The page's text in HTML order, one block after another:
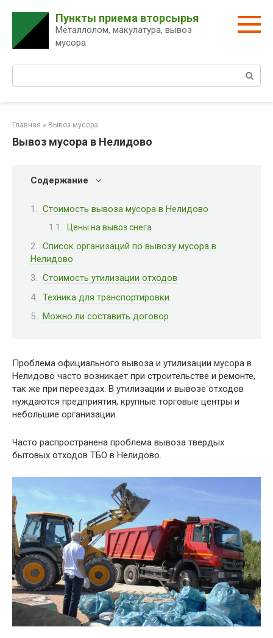
контенту
Пункты приема вторсырья
Металлолом, макулатура, вывоз
мусора
Главная » Вывоз мусора
Вывоз мусора в Нелидово
Содержание
Стоимость вывоза мусора в Нелидово
Цены на вывоз снега
Список организаций по вывозу мусора в
Нелидово
Стоимость утилизации отходов
Техника для транспортировки
Можно ли составить договор
Проблема официального вывоза и утилизации мусора в
Нелидово часто возникает при строительстве и ремонте,
так же при переездах. В утилизации и вывозе отходов
нуждаются предприятия, крупные торговые центры и
небольшие организации.
Часто распространена проблема вывоза твердых
бытовых отходов ТБО в Нелидово.